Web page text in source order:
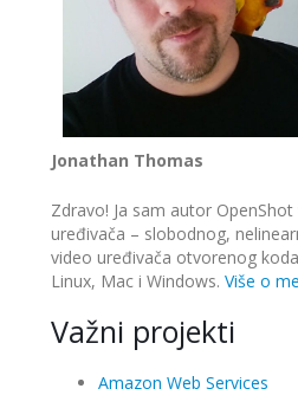
Jonathan Thomas
Zdravo! Ja sam autor OpenShot
uređivača – slobodnog,
video uređivača otvorenog
Linux, Mac i Windows. Više o
Važni projekti
Amazon Web Services